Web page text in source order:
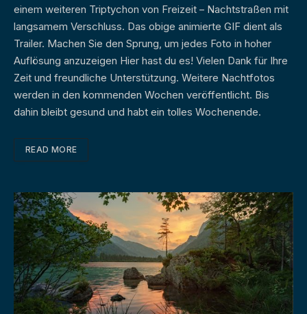
einem weiteren Triptychon von Freizeit – Nachtstraßen mit
langsamem Verschluss. Das obige animierte GIF dient als
Trailer. Machen Sie den Sprung, um jedes Foto in hoher
Auflösung anzuzeigen Hier hast du es! Vielen Dank für Ihre
Zeit und freundliche Unterstützung. Weitere Nachtfotos
werden in den kommenden Wochen veröffentlicht. Bis
dahin bleibt gesund und habt ein tolles Wochenende.
READ MORE